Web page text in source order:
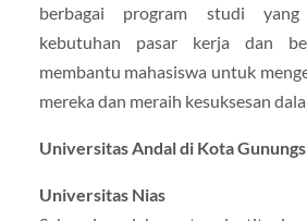
berbagai program studi
kebutuhan pasar kerja dan
membantu mahasiswa untuk
mereka dan meraih kesuksesan
Universitas Andal di Kota
Universitas Nias